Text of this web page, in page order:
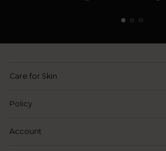
Care for Skin
Policy
Account